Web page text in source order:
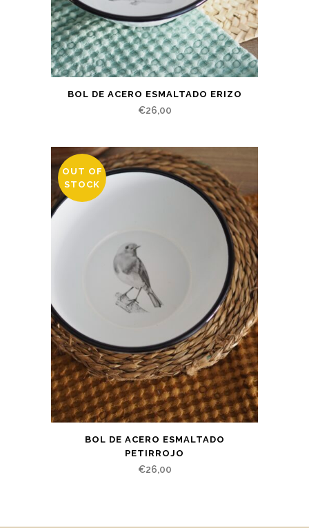
BOL DE ACERO ESMALTADO ERIZO
€26,00
OUT OF
STOCK
BOL DE ACERO ESMALTADO
PETIRROJO
€26,00